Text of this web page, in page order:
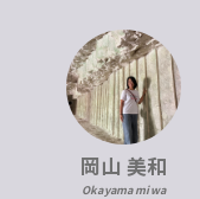
岡山 美和
Okayama miwa